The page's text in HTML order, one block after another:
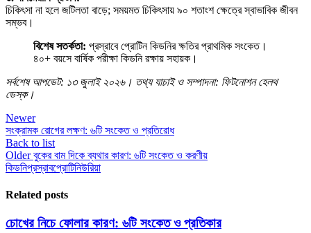
চিকিৎসা না হলে জটিলতা বাড়ে; সময়মত চিকিৎসায় ৯০ শতাংশ ক্ষেত্রে স্বাভাবিক জীবন
সম্ভব।
বিশেষ সতর্কতা: প্রস্রাবে প্রোটিন কিডনির ক্ষতির প্রাথমিক সংকেত।
৪০+ বয়সে বার্ষিক পরীক্ষা কিডনি রক্ষায় সহায়ক।
সর্বশেষ আপডেট: ১৩ জুলাই ২০২৬। তথ্য যাচাই ও সম্পাদনা: ফিটনোশন হেলথ
ডেস্ক।
Newer
সংক্রামক রোগের লক্ষণ: ৬টি সংকেত ও প্রতিরোধ
Back to list
Older বুকের বাম দিকে ব্যথার কারণ: ৬টি সংকেত ও করণীয়
কিডনিপ্রস্রাবপ্রোটিনিউরিয়া
Related posts
চোখের নিচে ফোলার কারণ: ৬টি সংকেত ও প্রতিকার